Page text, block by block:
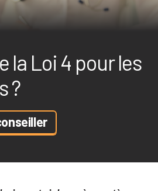
la Loi 4 pour les
?